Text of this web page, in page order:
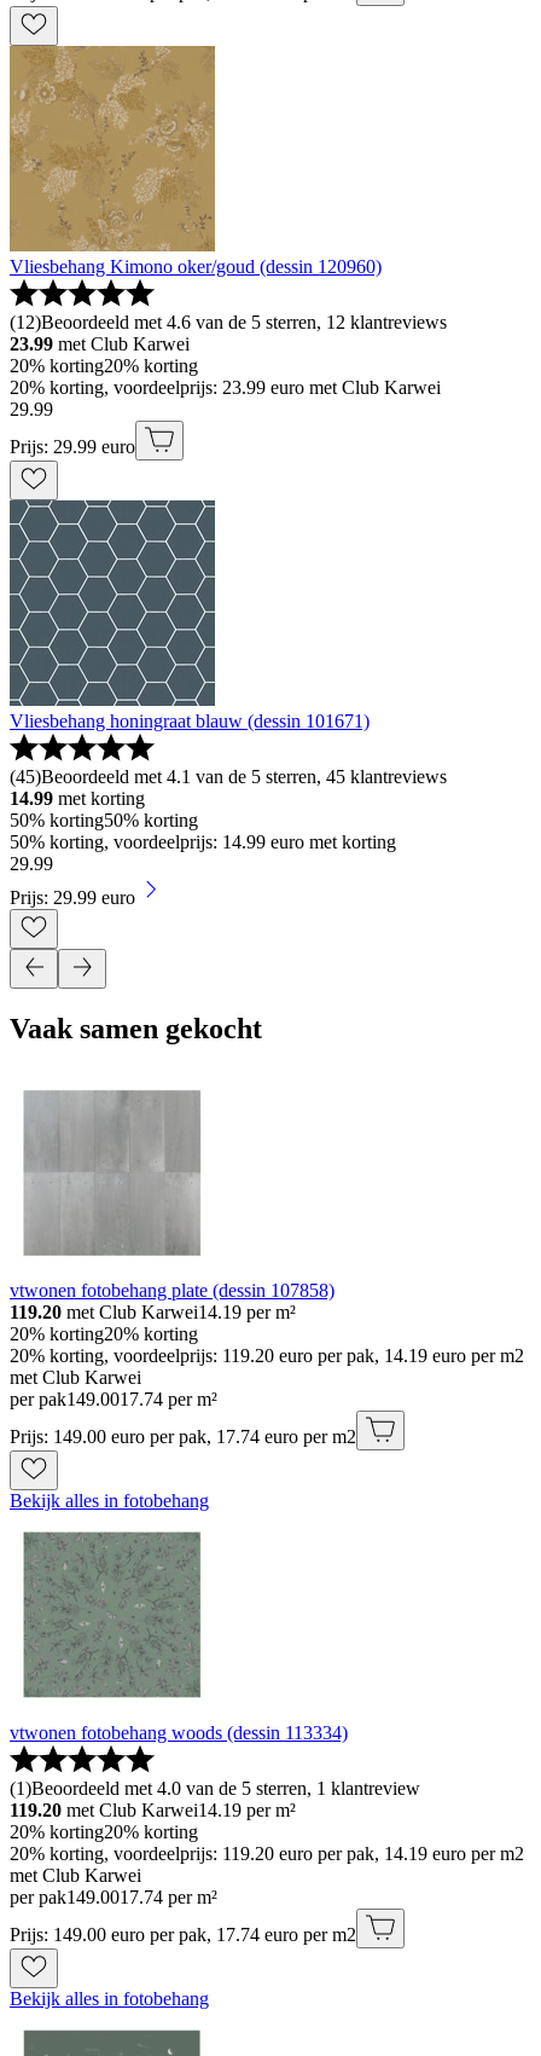
Vliesbehang Kimono oker/goud (dessin 120960)
(12)Beoordeeld met 4.6 van de 5 sterren, 12 klantreviews
23.99 met Club Karwei
20% korting20% korting
20% korting, voordeelprijs: 23.99 euro met Club Karwei
29.99
Prijs: 29.99 euro
Vliesbehang honingraat blauw (dessin 101671)
(45)Beoordeeld met 4.1 van de 5 sterren, 45 klantreviews
14.99 met korting
50% korting50% korting
50% korting, voordeelprijs: 14.99 euro met korting
29.99
Prijs: 29.99 euro
Vaak samen gekocht
vtwonen fotobehang plate (dessin 107858)
119.20 met Club Karwei14.19 per m²
20% korting20% korting
20% korting, voordeelprijs: 119.20 euro per pak, 14.19 euro per m2
met Club Karwei
per pak149.0017.74 per m²
Prijs: 149.00 euro per pak, 17.74 euro per m2
Bekijk alles in fotobehang
vtwonen fotobehang woods (dessin 113334)
(1)Beoordeeld met 4.0 van de 5 sterren, 1 klantreview
119.20 met Club Karwei14.19 per m²
20% korting20% korting
20% korting, voordeelprijs: 119.20 euro per pak, 14.19 euro per m2
met Club Karwei
per pak149.0017.74 per m²
Prijs: 149.00 euro per pak, 17.74 euro per m2
Bekijk alles in fotobehang